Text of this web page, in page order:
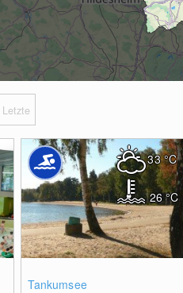
Letzte
Tankumsee
33°C
26°C